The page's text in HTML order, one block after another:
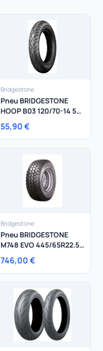
Bridgestone
Pneu BRIDGESTONE
HOOP B03 120/70-14 55
S
55,90 €
Bridgestone
Pneu BRIDGESTONE
M748 EVO 445/65R22.5
169 K
746,00 €